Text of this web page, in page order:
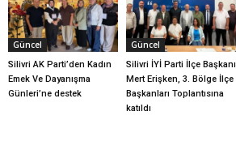
Güncel
Silivri AK Parti’den Kadın
Emek Ve Dayanışma
Günleri’ne destek
Güncel
Silivri İYİ Parti İlçe Başkanı
Mert Erişken, 3. Bölge İlçe
Başkanları Toplantısına
katıldı